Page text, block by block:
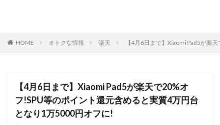
HOME オトクな情報 楽天 【4月6日まで】Xiaomi Pad5が楽
【4月6日まで】Xiaomi Pad5が楽天で20%オ
フ!SPU等のポイント還元含めると実質4万円台
となり1万5000円オフに!